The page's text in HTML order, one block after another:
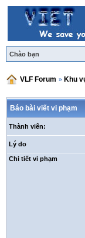
Chào bạn
VLF Forum » Khu
Báo bài viết vi phạm
Thành viên:
Lý do
Chi tiết vi phạm